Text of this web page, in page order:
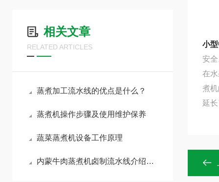
相关文章
RELATED ARTICLES
蒸煮加工流水线的优点是什么？
蒸煮机操作步骤及使用维护保养
蔬菜蒸煮机设备工作原理
内蒙牛肉蒸煮机卤制流水线介绍说明
小
安
在
煮
延